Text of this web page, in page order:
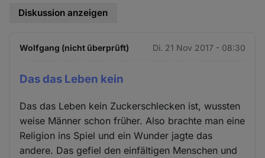
Diskussion anzeigen
Wolfgang (nicht überprüft) Di. 21 Nov 2017 - 08:30
Das das Leben kein
Das das Leben kein Zuckerschlecken ist, wussten
weise Männer schon früher. Also brachte man eine
Religion ins Spiel und ein Wunder jagte das
andere. Das gefiel den einfältigen Menschen und